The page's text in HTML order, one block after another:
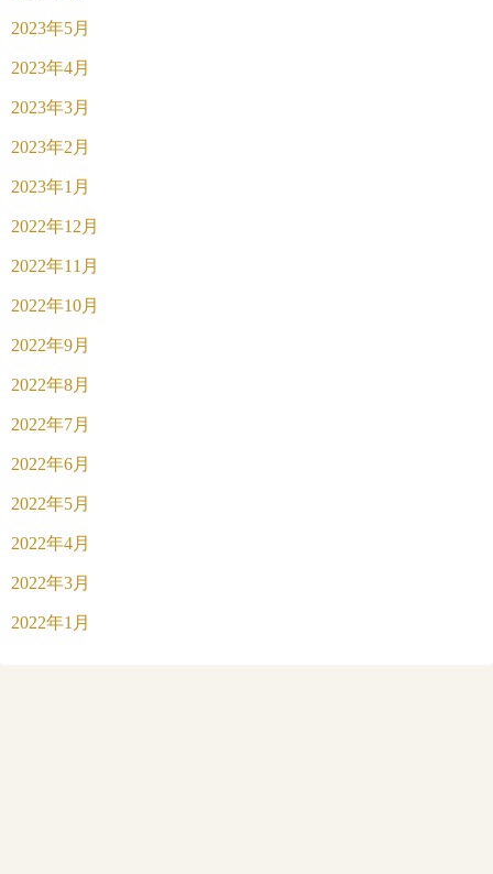
2023年5月
2023年4月
2023年3月
2023年2月
2023年1月
2022年12月
2022年11月
2022年10月
2022年9月
2022年8月
2022年7月
2022年6月
2022年5月
2022年4月
2022年3月
2022年1月